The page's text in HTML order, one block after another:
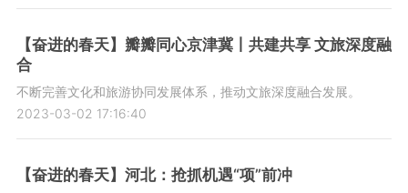
【奋进的春天】瓣瓣同心京津冀丨共建共享 文旅深度融
合
不断完善文化和旅游协同发展体系，推动文旅深度融合发展。
2023-03-02 17:16:40
【奋进的春天】河北：抢抓机遇“项”前冲